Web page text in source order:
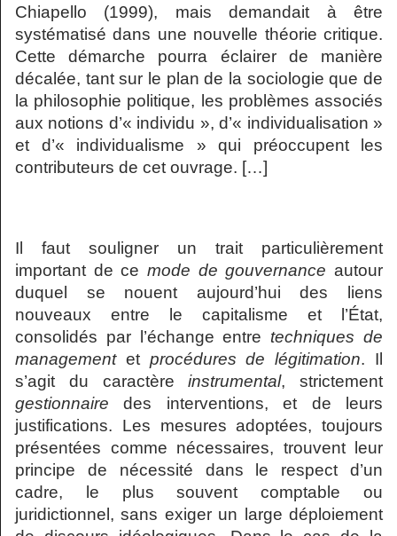
Chiapello (1999), mais demandait à être
systématisé dans une nouvelle théorie critique.
Cette démarche pourra éclairer de manière
décalée, tant sur le plan de la sociologie que de
la philosophie politique, les problèmes associés
aux notions d’« individu », d’« individualisation »
et d’« individualisme » qui préoccupent les
contributeurs de cet ouvrage. […]
Il faut souligner un trait particulièrement
important de ce mode de gouvernance autour
duquel se nouent aujourd’hui des liens
nouveaux entre le capitalisme et l’État,
consolidés par l’échange entre techniques de
managementet procédures de légitimation. Il
s’agit du caractèreinstrumental, strictement
gestionnaire des interventions, et de leurs
justifications. Les mesures adoptées, toujours
présentées comme nécessaires, trouvent leur
principe de nécessité dans le respect d’un
cadre, le plus souvent comptable ou
juridictionnel, sans exiger un large déploiement